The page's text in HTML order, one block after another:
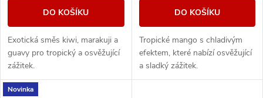
DO KOŠÍKU
Exotická směs kiwi, marakuji a
guavy pro tropický a osvěžující
zážitek.
DO KOŠÍKU
Tropické mango s chladivým
efektem, které nabízí osvěžující
a sladký zážitek.
Novinka